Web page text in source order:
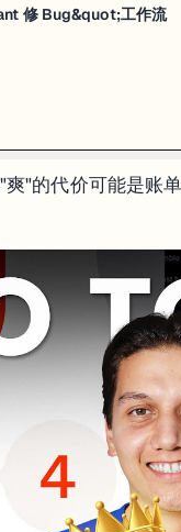
活
以创建自定义的
找到 /.agents/skills/
修 Bug&quot;工作流
"的代价可能是账